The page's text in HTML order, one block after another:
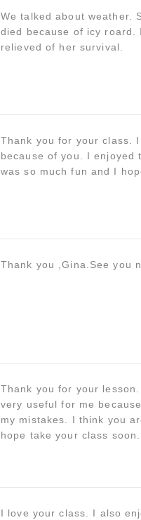
We talked about weather.
died because of icy roard.
relieved of her survival.
Thank you for your class.
because of you. I enjoyed
was so much fun and I
Thank you ,Gina.See you
Thank you for your
very useful for me
my mistakes. I think you
hope take your class soon.
I love your class. I also